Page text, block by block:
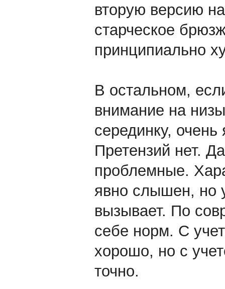
вторую версию
старческое
принципиально
В остальном,
внимание на
серединку, очень
Претензий нет.
проблемные.
явно слышен, но
вызывает. По
себе норм. С
хорошо, но с
точно.